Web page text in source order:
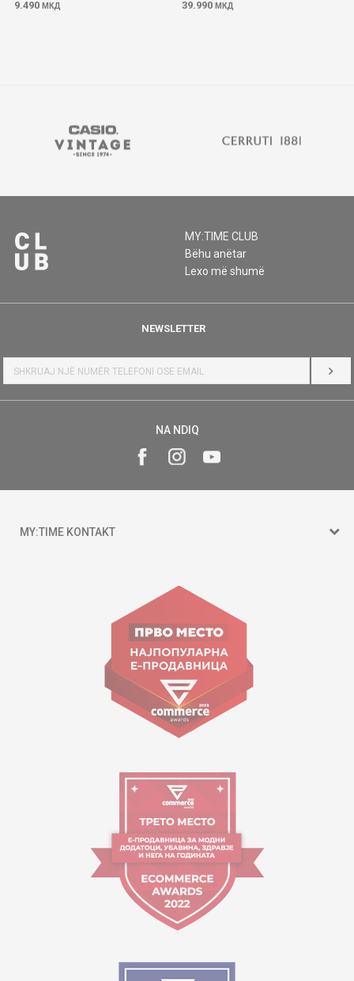
9.490 МКД 39.990 МКД
MY:TIME CLUB
Bëhu anëtar
Lexo më shumë
NEWSLETTER
HYR
NA NDIQ
MY:TIME KONTAKT
Goce Nikolovski 74 Shkup
contact@mytime.mk
Orari i punës:
09:00 - 17:00